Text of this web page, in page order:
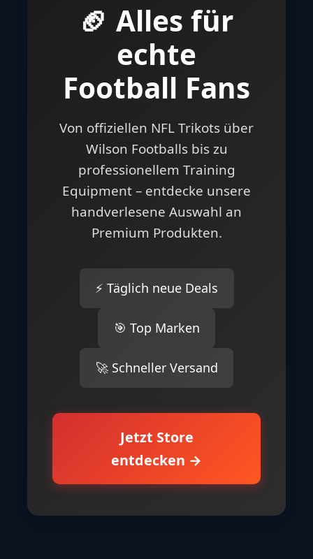
🏈 Alles für
echte
Football Fans
Von offiziellen NFL Trikots über
Wilson Footballs bis zu
professionellem Training
Equipment – entdecke unsere
handverlesene Auswahl an
Premium Produkten.
⚡ Täglich neue Deals
🎯 Top Marken
🚀 Schneller Versand
Jetzt Store
entdecken →